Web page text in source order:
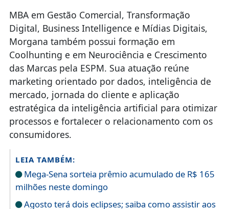
MBA em Gestão Comercial, Transformação
Digital, Business Intelligence e Mídias Digitais,
Morgana também possui formação em
Coolhunting e em Neurociência e Crescimento
das Marcas pela ESPM. Sua atuação reúne
marketing orientado por dados, inteligência de
mercado, jornada do cliente e aplicação
estratégica da inteligência artificial para otimizar
processos e fortalecer o relacionamento com os
consumidores.
LEIA TAMBÉM:
Mega-Sena sorteia prêmio acumulado de R$ 165
milhões neste domingo
Agosto terá dois eclipses; saiba como assistir aos